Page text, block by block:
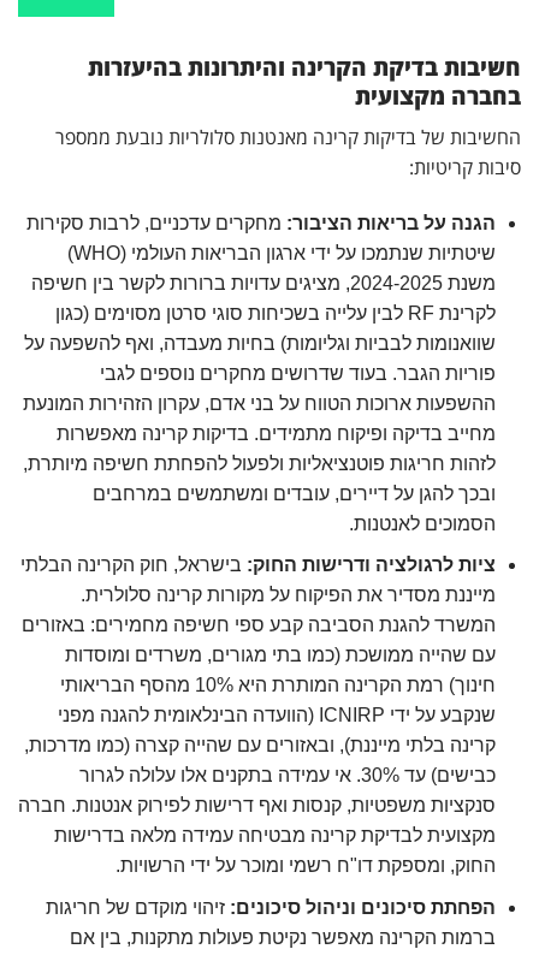
חשיבות בדיקת הקרינה והיתרונות בהיעזרות
בחברה מקצועית
החשיבות של בדיקות קרינה מאנטנות סלולריות נובעת ממספר
סיבות קריטיות:
הגנה על בריאות הציבור: מחקרים עדכניים, לרבות סקירות
שיטתיות שנתמכו על ידי ארגון הבריאות העולמי (WHO)
משנת 2024-2025, מציגים עדויות ברורות לקשר בין חשיפה
לקרינת RF לבין עלייה בשכיחות סוגי סרטן מסוימים (כגון
שוואנומות לבביות וגליומות) בחיות מעבדה, ואף להשפעה על
פוריות הגבר. בעוד שדרושים מחקרים נוספים לגבי
ההשפעות ארוכות הטווח על בני אדם, עקרון הזהירות המונעת
מחייב בדיקה ופיקוח מתמידים. בדיקות קרינה מאפשרות
לזהות חריגות פוטנציאליות ולפעול להפחתת חשיפה מיותרת,
ובכך להגן על דיירים, עובדים ומשתמשים במרחבים
הסמוכים לאנטנות.
ציות לרגולציה ודרישות החוק: בישראל, חוק הקרינה הבלתי
מייננת מסדיר את הפיקוח על מקורות קרינה סלולרית.
המשרד להגנת הסביבה קבע ספי חשיפה מחמירים: באזורים
עם שהייה ממושכת (כמו בתי מגורים, משרדים ומוסדות
חינוך) רמת הקרינה המותרת היא 10% מהסף הבריאותי
שנקבע על ידי ICNIRP (הוועדה הבינלאומית להגנה מפני
קרינה בלתי מייננת), ובאזורים עם שהייה קצרה (כמו מדרכות,
כבישים) עד 30%. אי עמידה בתקנים אלו עלולה לגרור
סנקציות משפטיות, קנסות ואף דרישות לפירוק אנטנות. חברה
מקצועית לבדיקת קרינה מבטיחה עמידה מלאה בדרישות
החוק, ומספקת דו"ח רשמי ומוכר על ידי הרשויות.
הפחתת סיכונים וניהול סיכונים: זיהוי מוקדם של חריגות
ברמות הקרינה מאפשר נקיטת פעולות מתקנות, בין אם